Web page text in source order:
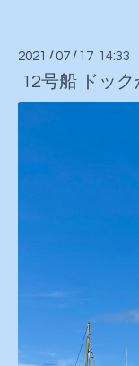
2021 / 07 / 17 14:33
12号船 ドッ